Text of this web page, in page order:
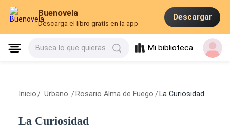
Buenovela
Descarga el libro gratis en la app
Descargar
Busca lo que quieras Mi biblioteca
Inicio / Urbano / Rosario Alma de Fuego / La Curiosidad
La Curiosidad